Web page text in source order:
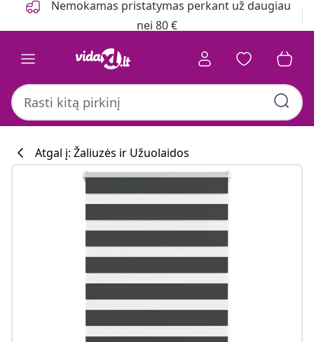
Nemokamas pristatymas perkant už daugiau
nei 80 €
Atgal į: Žaliuzės ir Užuolaidos